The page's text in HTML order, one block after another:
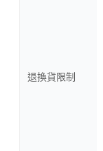
退換貨限制